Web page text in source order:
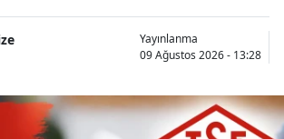
Yayınlanma
09 Ağustos 2026 - 13:28